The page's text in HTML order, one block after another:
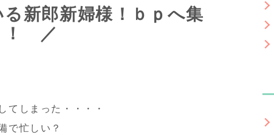
新郎新婦様！ｂｐへ集
！ ／
てしまった・・・・
で忙しい？